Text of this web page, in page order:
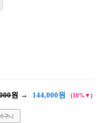
원 → 144,000원 (10%▼)
구니